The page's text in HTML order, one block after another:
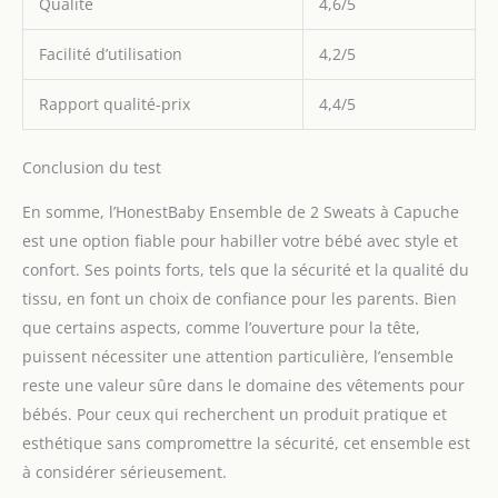
Qualité 4,6/5
Facilité d’utilisation 4,2/5
Rapport qualité-prix 4,4/5
Conclusion du test
En somme, l’HonestBaby Ensemble de 2 Sweats à Capuche
est une option fiable pour habiller votre bébé avec style et
confort. Ses points forts, tels que la sécurité et la qualité du
tissu, en font un choix de confiance pour les parents. Bien
que certains aspects, comme l’ouverture pour la tête,
puissent nécessiter une attention particulière, l’ensemble
reste une valeur sûre dans le domaine des vêtements pour
bébés. Pour ceux qui recherchent un produit pratique et
esthétique sans compromettre la sécurité, cet ensemble est
à considérer sérieusement.